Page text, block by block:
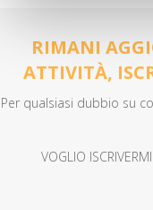
RIMANI
ATTIVITÀ,
Per qualsiasi dubbio su
VOGLIO